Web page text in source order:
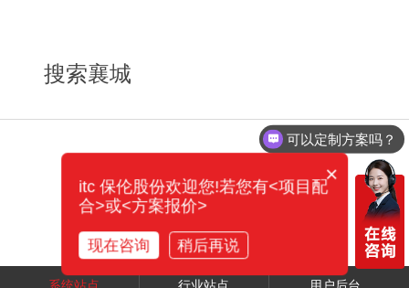
搜索襄城
可以定制方案吗？
×
itc 保伦股份欢迎您!若您有<项目配
合>或<方案报价>
现在咨询 稍后再说